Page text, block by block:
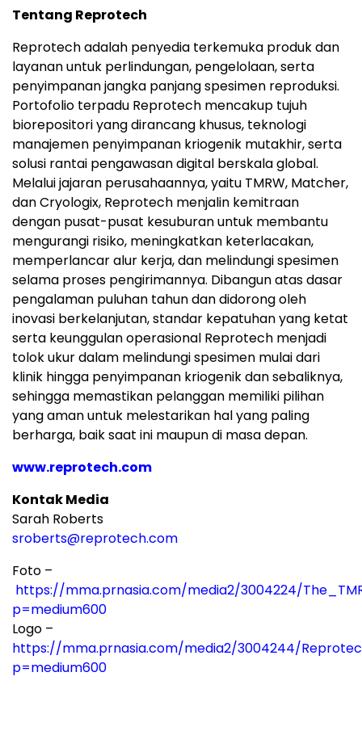
Tentang Reprotech
Reprotech adalah penyedia terkemuka produk dan
layanan untuk perlindungan, pengelolaan, serta
penyimpanan jangka panjang spesimen reproduksi.
Portofolio terpadu Reprotech mencakup tujuh
biorepositori yang dirancang khusus, teknologi
manajemen penyimpanan kriogenik mutakhir, serta
solusi rantai pengawasan digital berskala global.
Melalui jajaran perusahaannya, yaitu TMRW, Matcher,
dan Cryologix, Reprotech menjalin kemitraan
dengan pusat-pusat kesuburan untuk membantu
mengurangi risiko, meningkatkan keterlacakan,
memperlancar alur kerja, dan melindungi spesimen
selama proses pengirimannya. Dibangun atas dasar
pengalaman puluhan tahun dan didorong oleh
inovasi berkelanjutan, standar kepatuhan yang ketat
serta keunggulan operasional Reprotech menjadi
tolok ukur dalam melindungi spesimen mulai dari
klinik hingga penyimpanan kriogenik dan sebaliknya,
sehingga memastikan pelanggan memiliki pilihan
yang aman untuk melestarikan hal yang paling
berharga, baik saat ini maupun di masa depan.
www.reprotech.com
Kontak Media
Sarah Roberts
sroberts@reprotech.com
Foto –
https://mma.prnasia.com/media2/3004224/
p=medium600
Logo –
https://mma.prnasia.com/media2/3004244/
p=medium600